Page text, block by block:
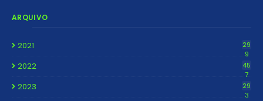
ARQUIVO
2021
29
9
2022
45
7
2023
29
3